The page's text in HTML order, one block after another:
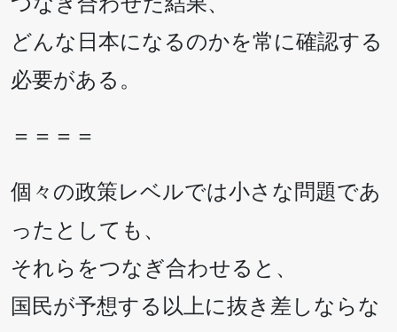
どんな日本になるのかを常に確認する
必要がある。
＝＝＝＝
個々の政策レベルでは小さな問題であ
ったとしても、
それらをつなぎ合わせると、
国民が予想する以上に抜き差しならな